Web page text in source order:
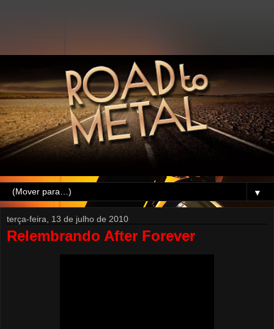
▼
terça-feira, 13 de julho de 2010
Relembrando After Forever